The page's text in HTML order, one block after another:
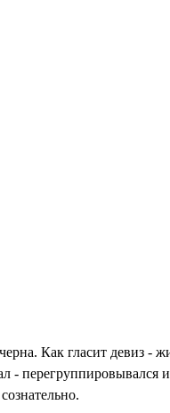
Как гласит девиз -
- перегруппировывался